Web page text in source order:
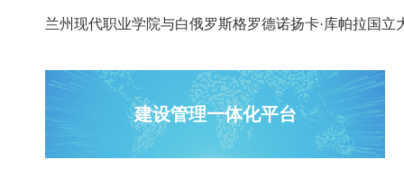
兰州现代职业学院与白俄罗斯格罗德诺扬卡·库帕拉国立
建设管理一体化平台